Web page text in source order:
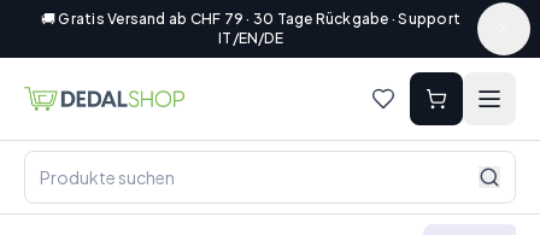
🚚 Gratis Versand ab CHF 79 · 30 Tage Rückgabe · Support
IT/EN/DE